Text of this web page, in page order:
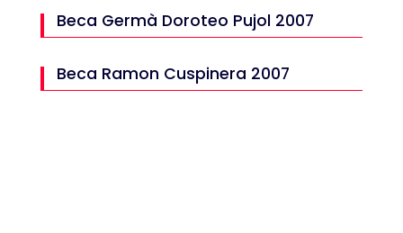
Beca Germà Doroteo Pujol 2007
Beca Ramon Cuspinera 2007